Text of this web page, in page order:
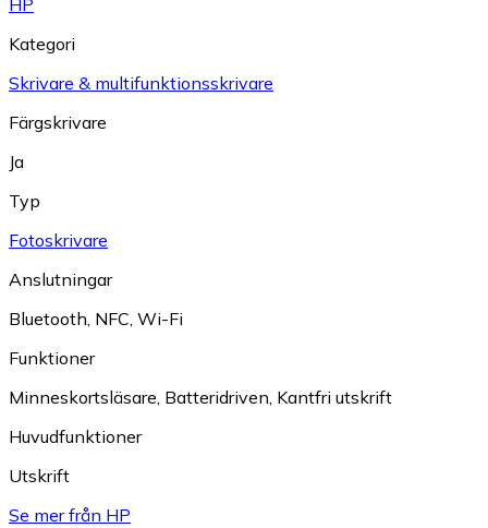
HP
Kategori
Skrivare & multifunktionsskrivare
Färgskrivare
Ja
Typ
Fotoskrivare
Anslutningar
Bluetooth, NFC, Wi-Fi
Funktioner
Minneskortsläsare, Batteridriven, Kantfri utskrift
Huvudfunktioner
Utskrift
Se mer från HP